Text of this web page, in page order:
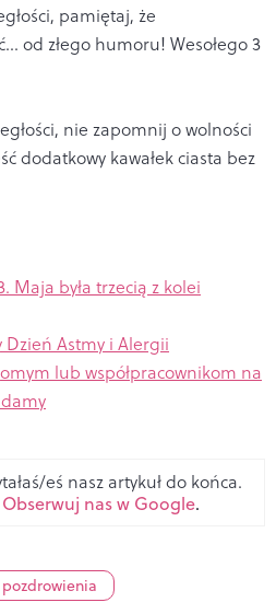
pamiętaj, że
od złego humoru! Wesołego 3
nie zapomnij o wolności
dodatkowy kawałek ciasta bez
Maja była trzecią z kolei
Astmy i Alergii
lub współpracownikom na
eś nasz artykuł do końca.
Obserwuj nas w Google.
pozdrowienia